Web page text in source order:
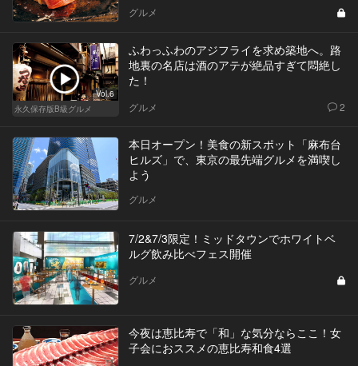
グルメ
Vol.6
永久保存版B級グルメ
ふわっふわのアジフライを求め築地へ。路
地裏の名店は酒のアテが絶品すぎて悶絶し
た！
グルメ 2
本日オープン！美食の新スポット「麻布台
ヒルズ」で、東京の最先端グルメを満喫し
よう
グルメ
7/2&7/3限定！ミッドタウンでホワイトベ
ルグ飲み比べフェス開催
グルメ
今夜は恵比寿で「和」な気分ならここ！女
子会におススメの恵比寿和食4選